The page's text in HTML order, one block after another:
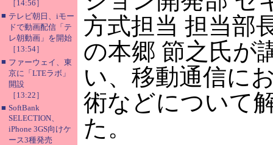
［14:56］
■ テレビ朝日、iモー
ドで動画配信「テ
レ朝動画」を開始
［13:54］
■ ファーウェイ、東
京に「LTEラボ」
開設
［13:22］
■ SoftBank
SELECTION、
iPhone 3GS向けケ
ース3種発売
方式担当 担当部
の本郷 節之氏が
い、移動通信に
術などについて
た。